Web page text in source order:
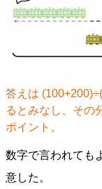
答えは
るとみなし、その
ポイント。​​​​​
数字で言われても
意した。